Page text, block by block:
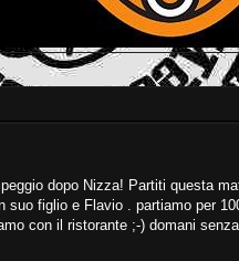
dopo Nizza! Partiti questa
suo figlio e Flavio . partiamo per
con il ristorante ;-) domani